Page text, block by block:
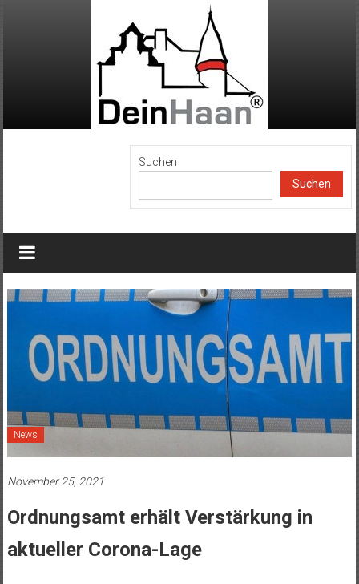
Suchen
Suchen
News
November 25, 2021
Ordnungsamt erhält Verstärkung in
aktueller Corona-Lage